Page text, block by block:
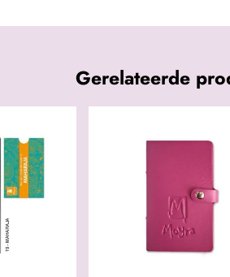
Gerelateerde